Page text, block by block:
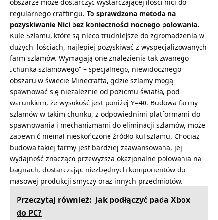
obszarze może dostarczyć wystarczającej ilości nici do
regularnego craftingu. To sprawdzona metoda na
pozyskiwanie Nici bez konieczności nocnego polowania.
Kule Szlamu, które są nieco trudniejsze do zgromadzenia w
dużych ilościach, najlepiej pozyskiwać z wyspecjalizowanych
farm szlamów. Wymagają one znalezienia tak zwanego
„chunka szlamowego” – specjalnego, niewidocznego
obszaru w świecie Minecrafta, gdzie szlamy mogą
spawnować się niezależnie od poziomu światła, pod
warunkiem, że wysokość jest poniżej Y=40. Budowa farmy
szlamów w takim chunku, z odpowiednimi platformami do
spawnowania i mechanizmami do eliminacji szlamów, może
zapewnić niemal nieskończone źródło kul szlamu. Chociaż
budowa takiej farmy jest bardziej zaawansowana, jej
wydajność znacząco przewyższa okazjonalne polowania na
bagnach, dostarczając niezbędnych komponentów do
masowej produkcji smyczy oraz innych przedmiotów.
Przeczytaj również: Jak podłączyć pada Xbox
do PC?